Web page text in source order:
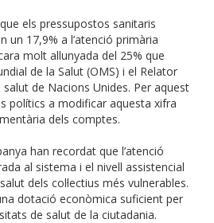
que els pressupostos sanitaris
un 17,9% a l’atenció primària
molt allunyada del 25% que
de la Salut (OMS) i el Relator
de Nacions Unides. Per aquest
polítics a modificar aquesta xifra
dels comptes.
han recordat que l’atenció
al sistema i el nivell assistencial
dels col·lectius més vulnerables.
dotació econòmica suficient per
de salut de la ciutadania.